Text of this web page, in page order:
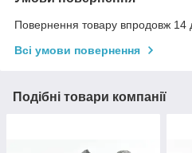
Повернення товару впродовж 14
Всі умови повернення
Подібні товари компанії